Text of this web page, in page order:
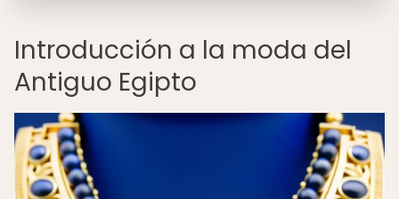
Introducción a la moda del
Antiguo Egipto